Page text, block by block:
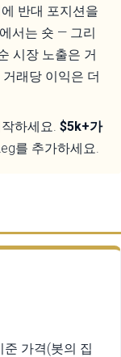
반대 포지션을
서는 숏 — 그리
시장 노출은 거
래당 이익은 더
하세요. $5k+가
를 추가하세요.
가격(봇의 집